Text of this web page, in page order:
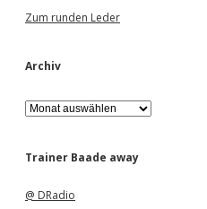
Zum runden Leder
Archiv
A
r
h
Trainer Baade away
@ DRadio